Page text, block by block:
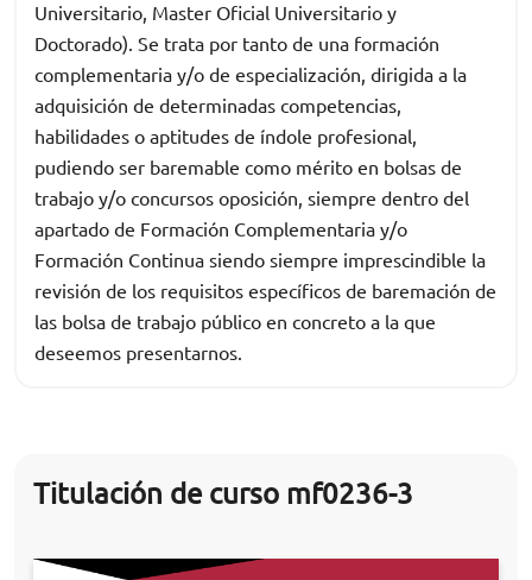
Universitario, Master Oficial Universitario y
Doctorado). Se trata por tanto de una formación
complementaria y/o de especialización, dirigida a la
adquisición de determinadas competencias,
habilidades o aptitudes de índole profesional,
pudiendo ser baremable como mérito en bolsas de
trabajo y/o concursos oposición, siempre dentro del
apartado de Formación Complementaria y/o
Formación Continua siendo siempre imprescindible la
revisión de los requisitos específicos de baremación de
las bolsa de trabajo público en concreto a la que
deseemos presentarnos.
Titulación de curso mf0236-3